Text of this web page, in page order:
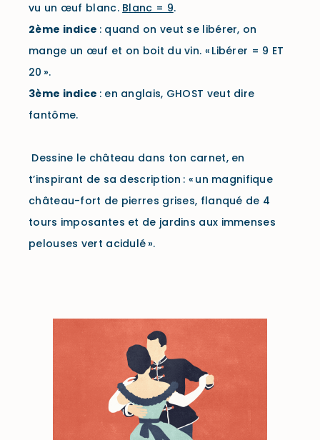
vu un œuf blanc. Blanc = 9.
2ème indice : quand on veut se libérer, on
mange un œuf et on boit du vin. « Libérer = 9 ET
20 ».
3ème indice : en anglais, GHOST veut dire
fantôme.
Dessine le château dans ton carnet, en
t’inspirant de sa description : « un magnifique
château-fort de pierres grises, flanqué de 4
tours imposantes et de jardins aux immenses
pelouses vert acidulé ».